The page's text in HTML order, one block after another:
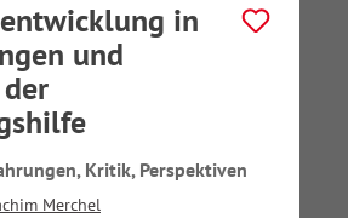
in
und
Kritik, Perspektiven
Merchel